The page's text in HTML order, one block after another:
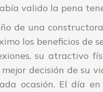
valido la pena
de una
los beneficios de
su atractivo
mejor decisión de su
ocasión. El día